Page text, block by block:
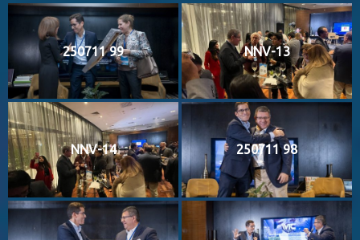
250711 99 NNV-13
NNV-14 250711 98